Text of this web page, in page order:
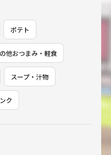
ポテト
他おつまみ・軽食
スープ・汁物
ク